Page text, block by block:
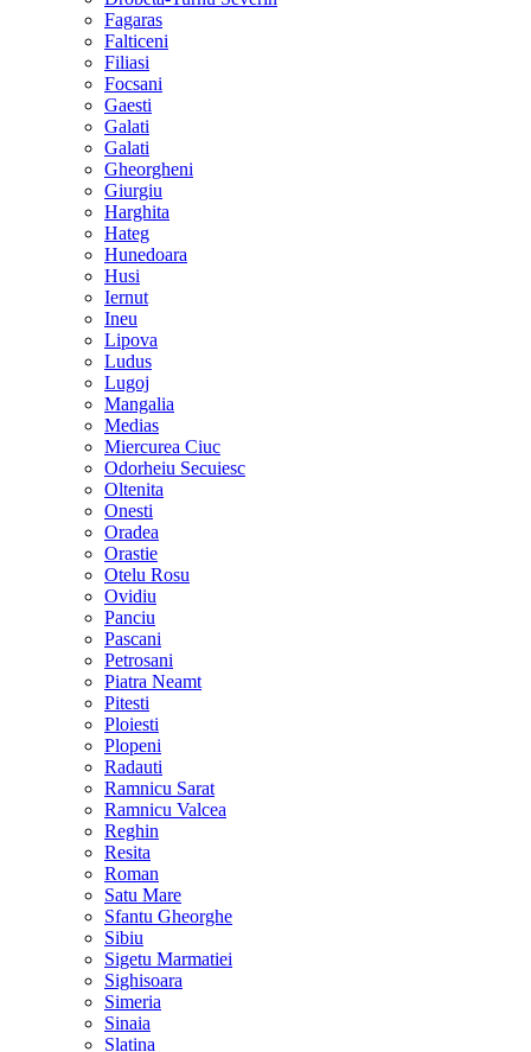
Fagaras
Falticeni
Filiasi
Focsani
Gaesti
Galati
Galati
Gheorgheni
Giurgiu
Harghita
Hateg
Hunedoara
Husi
Iernut
Ineu
Lipova
Ludus
Lugoj
Mangalia
Medias
Miercurea Ciuc
Odorheiu Secuiesc
Oltenita
Onesti
Oradea
Orastie
Otelu Rosu
Ovidiu
Panciu
Pascani
Petrosani
Piatra Neamt
Pitesti
Ploiesti
Plopeni
Radauti
Ramnicu Sarat
Ramnicu Valcea
Reghin
Resita
Roman
Satu Mare
Sfantu Gheorghe
Sibiu
Sigetu Marmatiei
Sighisoara
Simeria
Sinaia
Slatina